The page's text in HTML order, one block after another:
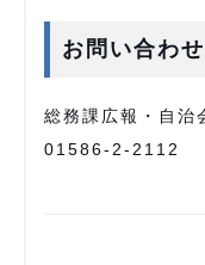
お問い合わ
総務課広報・自治
01586-2-2112